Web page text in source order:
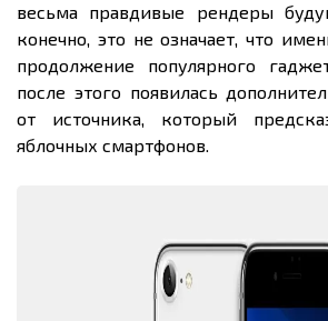
весьма правдивые рендеры
конечно, это не означает, что
продолжение популярного
после этого появилась
от источника, который
яблочных смартфонов.